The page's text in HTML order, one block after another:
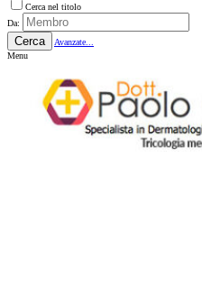
Cerca nel titolo
Da:
Cerca
Avanzate...
Menu